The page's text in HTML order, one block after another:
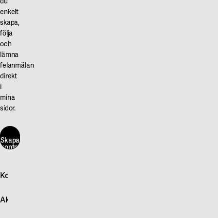
enkelt
skapa,
följa
och
lämna
felanmälan
direkt
i
mina
sidor.
Skapa
konto
här
Kontakta oss
Snabb felanmälan
Aktuellt